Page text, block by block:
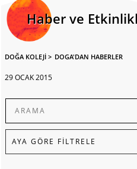
Haber ve
DOĞA KOLEJİ > DOGA'DAN HABERLER
29 OCAK 2015